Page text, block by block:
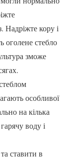
Надріжте кору і
оголене стебло
зможе
особливої
на кілька
воду і
ставити в